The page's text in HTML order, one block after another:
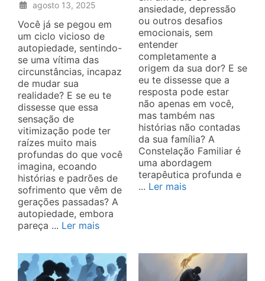
agosto 13, 2025
Você já se pegou em
um ciclo vicioso de
autopiedade, sentindo-
se uma vítima das
circunstâncias, incapaz
de mudar sua
realidade? E se eu te
dissesse que essa
sensação de
vitimização pode ter
raízes muito mais
profundas do que você
imagina, ecoando
histórias e padrões de
sofrimento que vêm de
gerações passadas? A
autopiedade, embora
pareça ... Ler mais
ansiedade, depressão
ou outros desafios
emocionais, sem
entender
completamente a
origem da sua dor? E se
eu te dissesse que a
resposta pode estar
não apenas em você,
mas também nas
histórias não contadas
da sua família? A
Constelação Familiar é
uma abordagem
terapêutica profunda e
... Ler mais